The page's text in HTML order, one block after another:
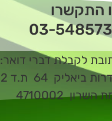
התקשרו
03-
לקבלת דברי דואר:
ביאליק 64 ת.ד 112
השרון 4710002